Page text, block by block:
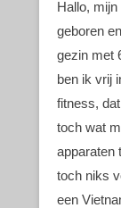
Hallo,
geboren
gezin met
ben ik vrij
fitness,
toch wat
apparaten
toch niks
een